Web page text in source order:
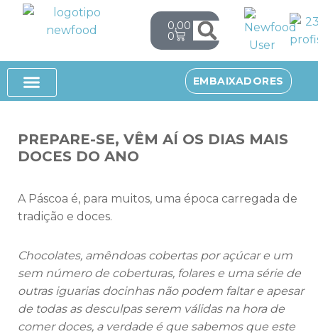
Avançar
conteúdo
0,00€
0
EMBAIXADORES
PREPARE-SE, VÊM AÍ OS DIAS MAIS
DOCES DO ANO
A Páscoa é, para muitos, uma época carregada de
tradição e doces.
Chocolates, amêndoas cobertas por açúcar e um
sem número de coberturas, folares e uma série de
outras iguarias docinhas não podem faltar e apesar
de todas as desculpas serem válidas na hora de
comer doces, a verdade é que sabemos que este